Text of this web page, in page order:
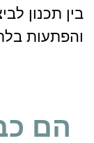
בין תכנון
והפתעות
הם